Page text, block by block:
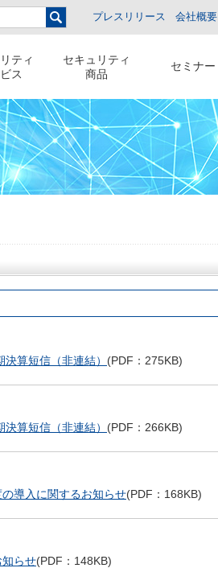
プレスリリース 会社概要
ティ
ス
セキュリティ
商品
セミナー
算短信（非連結） (PDF：275KB)
算短信（非連結） (PDF：266KB)
導入に関するお知らせ(PDF：168KB)
らせ(PDF：148KB)